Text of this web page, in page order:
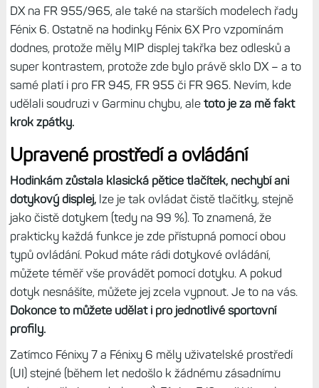
DX na FR 955/965, ale také na starších modelech řady
Fénix 6. Ostatně na hodinky Fénix 6X Pro vzpomínám
dodnes, protože měly MIP displej takřka bez odlesků a
super kontrastem, protože zde bylo právě sklo DX – a to
samé platí i pro FR 945, FR 955 či FR 965. Nevím, kde
udělali soudruzi v Garminu chybu, ale toto je za mě fakt
krok zpátky.
Upravené prostředí a ovládání
Hodinkám zůstala klasická pětice tlačítek, nechybí ani
dotykový displej,lze je tak ovládat čistě tlačítky, stejně
jako čistě dotykem (tedy na 99 %). To znamená, že
prakticky každá funkce je zde přístupná pomocí obou
typů ovládání. Pokud máte rádi dotykové ovládání,
můžete téměř vše provádět pomocí dotyku. A pokud
dotyk nesnášíte, můžete jej zcela vypnout. Je to na vás.
Dokonce to můžete udělat i pro jednotlivé sportovní
profily.
Zatímco Fénixy 7 a Fénixy 6 měly uživatelské prostředí
(UI) stejné (během let nedošlo k žádnému zásadnímu